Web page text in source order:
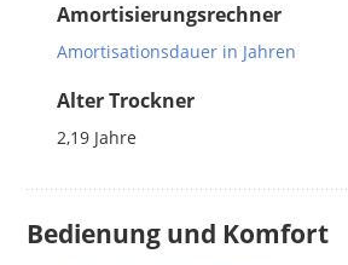
Amortisierungsrechner
Amortisationsdauer in Jahren
Alter Trockner
2,19 Jahre
Bedienung und Komfort